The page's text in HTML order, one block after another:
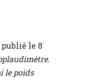
le 8
le poids